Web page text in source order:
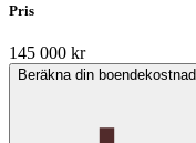
Pris
145 000 kr
Beräkna din boendekostnad